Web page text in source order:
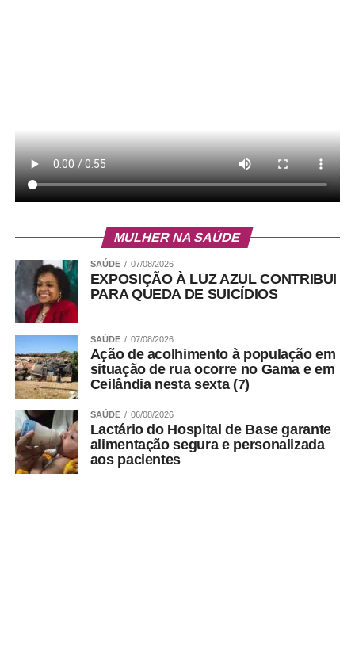
MULHER NA SAÚDE
SAÚDE 07/08/2026
EXPOSIÇÃO À LUZ AZUL CONTRIBUI
PARA QUEDA DE SUICÍDIOS
SAÚDE 07/08/2026
Ação de acolhimento à população em
situação de rua ocorre no Gama e em
Ceilândia nesta sexta (7)
SAÚDE 06/08/2026
Lactário do Hospital de Base garante
alimentação segura e personalizada
aos pacientes